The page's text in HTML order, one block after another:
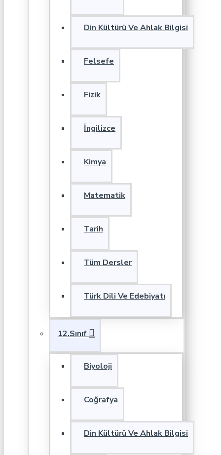
Din Kültürü Ve Ahlak Bilgisi
Felsefe
Fizik
İngilizce
Kimya
Matematik
Tarih
Tüm Dersler
Türk Dili Ve Edebiyatı
12.Sınıf
Biyoloji
Coğrafya
Din Kültürü Ve Ahlak Bilgisi